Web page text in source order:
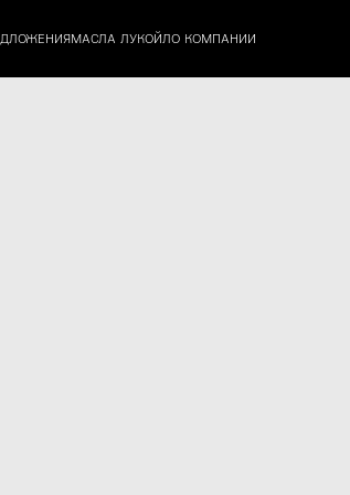
МАСЛА ЛУКОЙЛО КОМПАНИИ